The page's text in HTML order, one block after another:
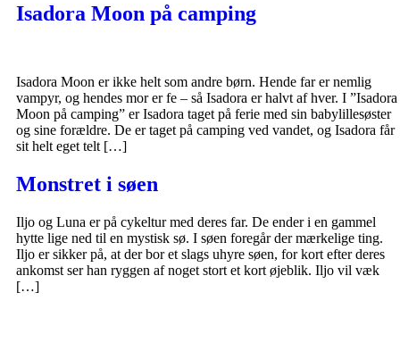
Isadora Moon på camping
Isadora Moon er ikke helt som andre børn. Hende far er nemlig
vampyr, og hendes mor er fe – så Isadora er halvt af hver. I ”Isadora
Moon på camping” er Isadora taget på ferie med sin babylillesøster
og sine forældre. De er taget på camping ved vandet, og Isadora får
sit helt eget telt […]
Monstret i søen
Iljo og Luna er på cykeltur med deres far. De ender i en gammel
hytte lige ned til en mystisk sø. I søen foregår der mærkelige ting.
Iljo er sikker på, at der bor et slags uhyre søen, for kort efter deres
ankomst ser han ryggen af noget stort et kort øjeblik. Iljo vil væk
[…]